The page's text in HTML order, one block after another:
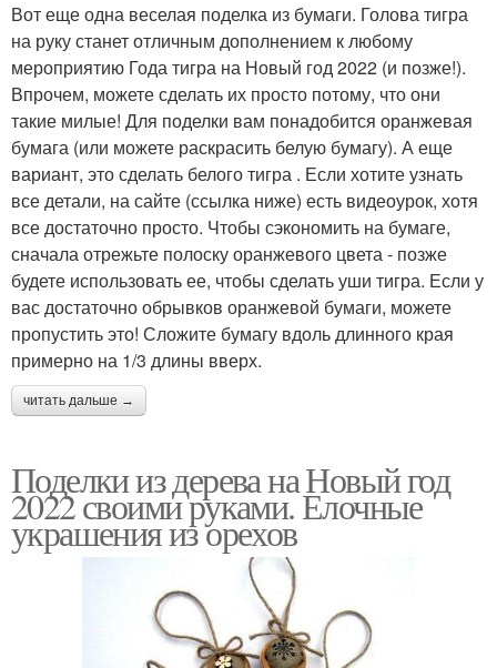
Вот еще одна веселая поделка из бумаги. Голова тигра
на руку станет отличным дополнением к любому
мероприятию Года тигра на Новый год 2022 (и позже!).
Впрочем, можете сделать их просто потому, что они
такие милые! Для поделки вам понадобится оранжевая
бумага (или можете раскрасить белую бумагу). А еще
вариант, это сделать белого тигра . Если хотите узнать
все детали, на сайте (ссылка ниже) есть видеоурок, хотя
все достаточно просто. Чтобы сэкономить на бумаге,
сначала отрежьте полоску оранжевого цвета - позже
будете использовать ее, чтобы сделать уши тигра. Если у
вас достаточно обрывков оранжевой бумаги, можете
пропустить это! Сложите бумагу вдоль длинного края
примерно на 1/3 длины вверх.
читать дальше →
Поделки из дерева на Новый год
2022 своими руками. Елочные
украшения из орехов